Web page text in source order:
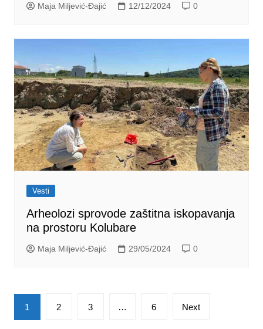
Maja Miljević-Đajić 12/12/2024 0
Vesti
Arheolozi sprovode zaštitna iskopavanja
na prostoru Kolubare
Maja Miljević-Đajić 29/05/2024 0
Posts
pagination
1 2 3 … 6 Next